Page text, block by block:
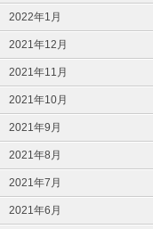
2022年1月
2021年12月
2021年11月
2021年10月
2021年9月
2021年8月
2021年7月
2021年6月